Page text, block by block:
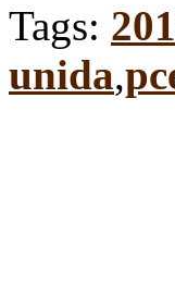
Tags:
unida,